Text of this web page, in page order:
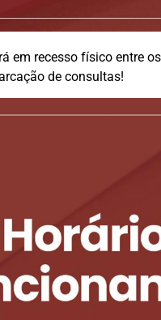
em recesso físico entre
de consultas!